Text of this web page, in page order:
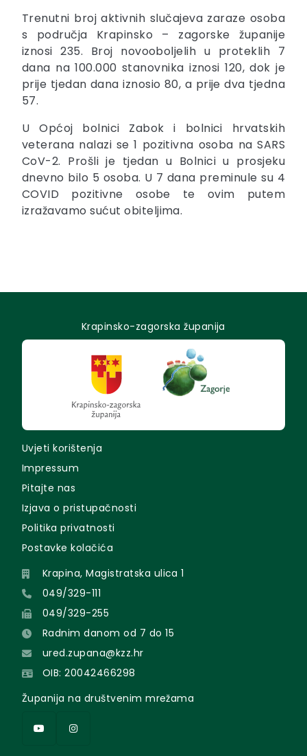
Trenutni broj aktivnih slučajeva zaraze osoba
s područja Krapinsko – zagorske županije
iznosi 235. Broj novooboljelih u proteklih 7
dana na 100.000 stanovnika iznosi 120, dok je
prije tjedan dana iznosio 80, a prije dva tjedna
57.
U Općoj bolnici Zabok i bolnici hrvatskih
veterana nalazi se 1 pozitivna osoba na SARS
CoV-2. Prošli je tjedan u Bolnici u prosjeku
dnevno bilo 5 osoba. U 7 dana preminule su 4
COVID pozitivne osobe te ovim putem
izražavamo sućut obiteljima.
Krapinsko-zagorska županija
Uvjeti korištenja
Impressum
Pitajte nas
Izjava o pristupačnosti
Politika privatnosti
Postavke kolačića
Krapina, Magistratska ulica 1
049/329-111
049/329-255
Radnim danom od 7 do 15
ured.zupana@kzz.hr
OIB: 20042466298
Županija na društvenim mrežama